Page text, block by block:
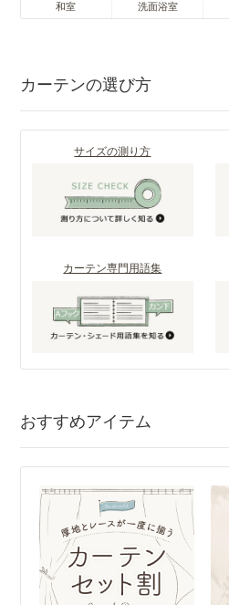
和室 洗面浴室
カーテンの選び方
サイズの測り方
カーテン専門用語集
おすすめアイテム